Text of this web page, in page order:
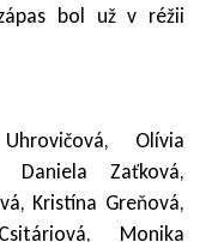
bol už v réžii
Olívia
Daniela Zaťková,
Kristína Greňová,
Monika